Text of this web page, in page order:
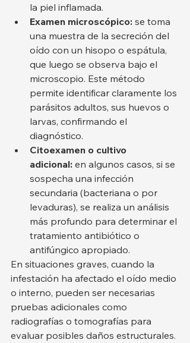
la piel inflamada.
Examen microscópico: se toma
una muestra de la secreción del
oído con un hisopo o espátula,
que luego se observa bajo el
microscopio. Este método
permite identificar claramente los
parásitos adultos, sus huevos o
larvas, confirmando el
diagnóstico.
Citoexamen o cultivo
adicional: en algunos casos, si se
sospecha una infección
secundaria (bacteriana o por
levaduras), se realiza un análisis
más profundo para determinar el
tratamiento antibiótico o
antifúngico apropiado.
En situaciones graves, cuando la
infestación ha afectado el oído medio
o interno, pueden ser necesarias
pruebas adicionales como
radiografías o tomografías para
evaluar posibles daños estructurales.